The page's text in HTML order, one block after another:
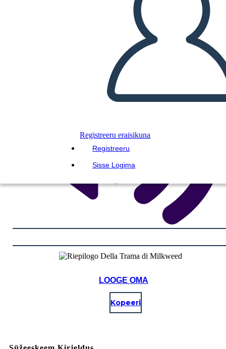
Registreeru eraisikuna
Registreeru
Sisse Logima
ESITA SLAIDIESITLUST
LOE MULLE
LOOGE OMA
Kopeeri